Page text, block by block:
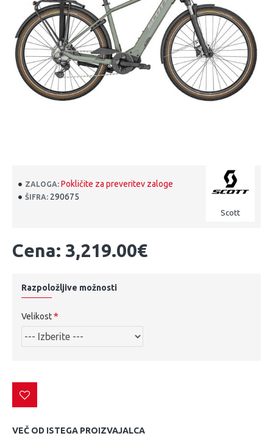
ZALOGA: Pokličite za preveritev zaloge
ŠIFRA: 290675
Scott
Cena: 3,219.00€
Razpoložljive možnosti
Velikost
VEČ OD ISTEGA PROIZVAJALCA